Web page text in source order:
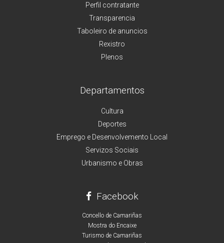
Perfil contratante
Transparencia
Taboleiro de anuncios
Rexistro
Plenos
Departamentos
Cultura
Deportes
Emprego e Desenvolvemento Local
Servizos Sociais
Urbanismo e Obras
Facebook
Concello de Camariñas
Mostra do Encaixe
Turismo de Camariñas